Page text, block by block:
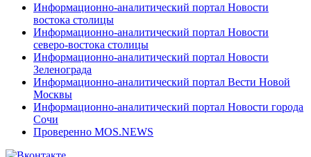
Информационно-аналитический портал Новости
востока столицы
Информационно-аналитический портал Новости
северо-востока столицы
Информационно-аналитический портал Новости
Зеленограда
Информационно-аналитический портал Вести Новой
Москвы
Информационно-аналитический портал Новости города
Сочи
Проверенно MOS.NEWS